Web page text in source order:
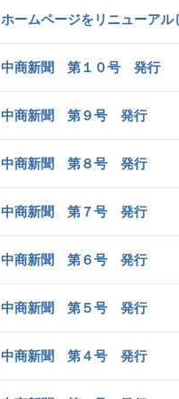
ホームページをリニューアル
中商新聞 第１０号 発行
中商新聞 第９号 発行
中商新聞 第８号 発行
中商新聞 第７号 発行
中商新聞 第６号 発行
中商新聞 第５号 発行
中商新聞 第４号 発行